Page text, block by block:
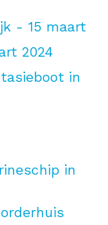
- 15 maart
2024
in
in